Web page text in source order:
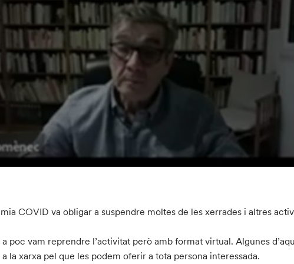
COVID va obligar a suspendre moltes de les xerrades i altres
poc vam reprendre l’activitat però amb format virtual. Algunes
a la xarxa pel que les podem oferir a tota persona interessada.